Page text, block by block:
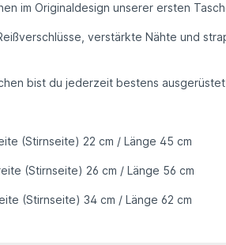
im Originaldesign unserer ersten
, verstärkte Nähte und
bist du jederzeit bestens ausgerüstet
(Stirnseite) 22 cm / Länge 45 cm
(Stirnseite) 26 cm / Länge 56 cm
(Stirnseite) 34 cm / Länge 62 cm